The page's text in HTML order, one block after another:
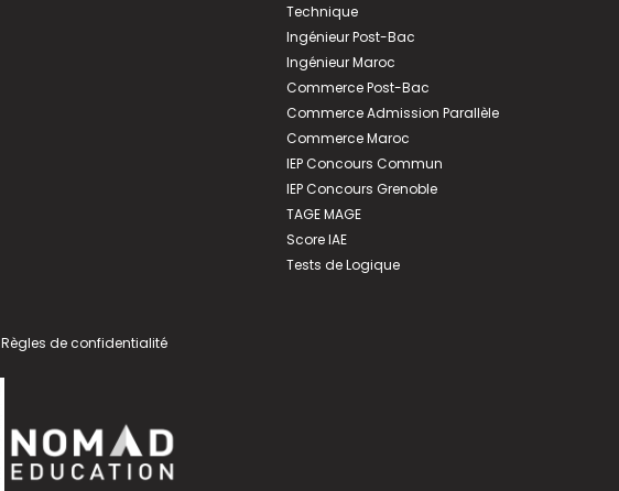
Technique
Ingénieur Post-Bac
Ingénieur Maroc
Commerce Post-Bac
Commerce Admission Parallèle
Commerce Maroc
IEP Concours Commun
IEP Concours Grenoble
TAGE MAGE
Score IAE
Tests de Logique
Règles de confidentialité